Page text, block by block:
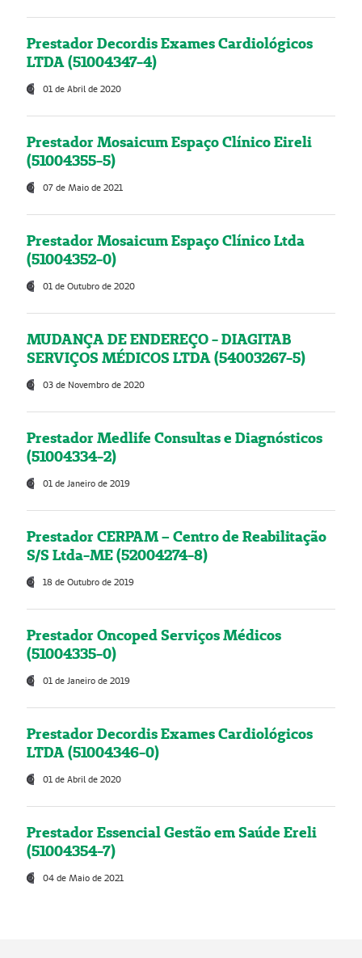
Prestador Decordis Exames Cardiológicos
LTDA (51004347-4)
01 de Abril de 2020
Prestador Mosaicum Espaço Clínico Eireli
(51004355-5)
07 de Maio de 2021
Prestador Mosaicum Espaço Clínico Ltda
(51004352-0)
01 de Outubro de 2020
MUDANÇA DE ENDEREÇO - DIAGITAB
SERVIÇOS MÉDICOS LTDA (54003267-5)
03 de Novembro de 2020
Prestador Medlife Consultas e Diagnósticos
(51004334-2)
01 de Janeiro de 2019
Prestador CERPAM – Centro de Reabilitação
S/S Ltda-ME (52004274-8)
18 de Outubro de 2019
Prestador Oncoped Serviços Médicos
(51004335-0)
01 de Janeiro de 2019
Prestador Decordis Exames Cardiológicos
LTDA (51004346-0)
01 de Abril de 2020
Prestador Essencial Gestão em Saúde Ereli
(51004354-7)
04 de Maio de 2021